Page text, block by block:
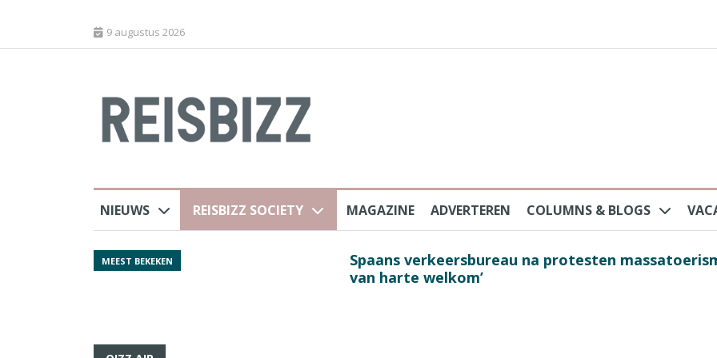
9 augustus 2026
NIEUWS REISBIZZ SOCIETY MAGAZINE ADVERTEREN COLUMNS & BLOGS
MEEST BEKEKEN
Spaans verkeersbureau na protesten massatoerisme: ‘Nederlandse